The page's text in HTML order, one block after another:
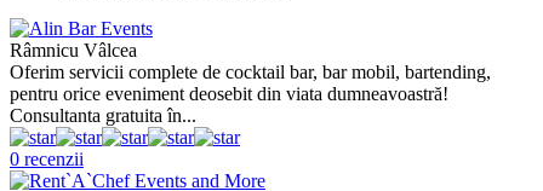
Râmnicu Vâlcea
Oferim servicii complete de cocktail bar, bar mobil, bartending,
pentru orice eveniment deosebit din viata dumneavoastră!
Consultanta gratuita în...
0 recenzii